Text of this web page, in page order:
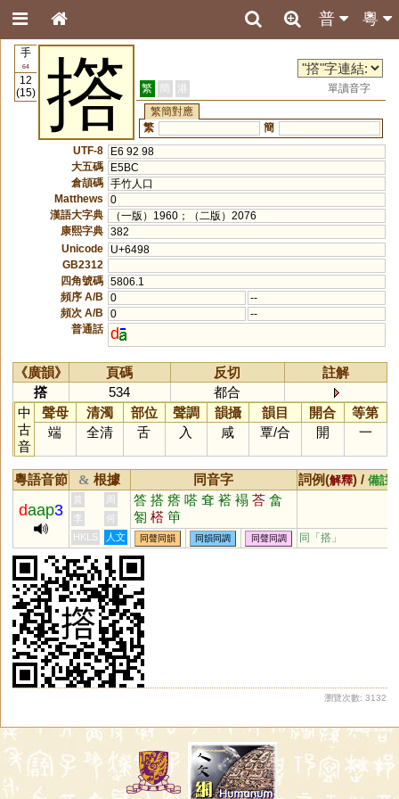
粵
普
手
64
12
(15)
撘 繁 簡 港
單讀音字
繁簡對應
繁
簡
UTF-8
E6 92 98
大五碼
E5BC
倉頡碼 手竹人口
Matthews
0
漢語大字典
（一版）1960；（二版）2076
康熙字典 382
Unicode
U+6498
GB2312
四角號碼 5806.1
頻序 A/B
0
--
頻次 A/B
0
--
普通話 d
《廣韻》 頁碼 反切
註解
撘
534
都合
中
古
音
聲母 清濁 部位 聲調 韻攝 韻目 開合
等第
端
全清 舌 入 咸 覃/合 開 一
粵語音節 & 根據 同音字 詞例(解釋) / 備註
daap3
黃 周 答 搭 瘩 嗒 耷 褡 褟 荅 畣
匒 榙 笚
李
何
HKLS
人文 同聲同韻 同韻同調 同聲同調 同「搭 」
瀏覽次數: 3132